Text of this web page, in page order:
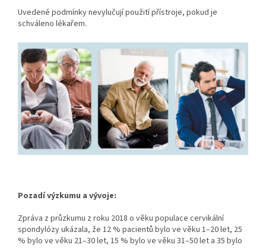
Uvedené podmínky nevylučují použití přístroje, pokud je
schváleno lékařem.
Pozadí výzkumu a vývoje:
Zpráva z průzkumu z roku 2018 o věku populace cervikální
spondylózy ukázala, že 12 % pacientů bylo ve věku 1–20 let, 25
% bylo ve věku 21–30 let, 15 % bylo ve věku 31–50 let a 35 bylo